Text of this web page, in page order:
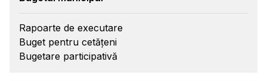
Rapoarte de executare
Buget pentru cetățeni
Bugetare participativă